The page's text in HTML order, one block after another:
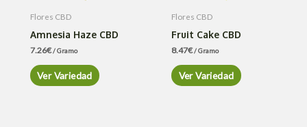
Flores CBD
Amnesia Haze CBD
7.26€/ Gramo
Ver Variedad
Flores CBD
Fruit Cake CBD
8.47€/ Gramo
Ver Variedad